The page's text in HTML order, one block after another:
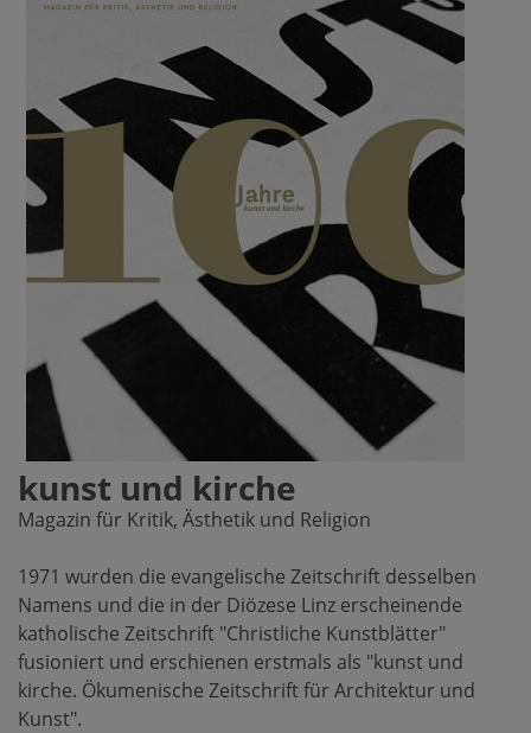
kunst und kirche
Magazin für Kritik, Ästhetik und Religion
1971 wurden die evangelische Zeitschrift desselben
Namens und die in der Diözese Linz erscheinende
katholische Zeitschrift "Christliche Kunstblätter"
fusioniert und erschienen erstmals als "kunst und
kirche. Ökumenische Zeitschrift für Architektur und
Kunst".